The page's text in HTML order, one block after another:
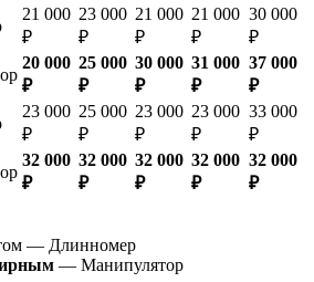
21 000
₽
23 000
₽
21 000
₽
21 000
₽
30 000
₽
20 000
₽
25 000
₽
30 000
₽
31 000
₽
37 000
₽
23 000
₽
25 000
₽
23 000
₽
23 000
₽
33 000
₽
32 000
₽
32 000
₽
32 000
₽
32 000
₽
32 000
₽
— Длинномер
— Манипулятор